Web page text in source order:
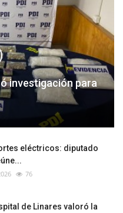
investigación para
eléctricos: diputado
76
de Linares valoró la